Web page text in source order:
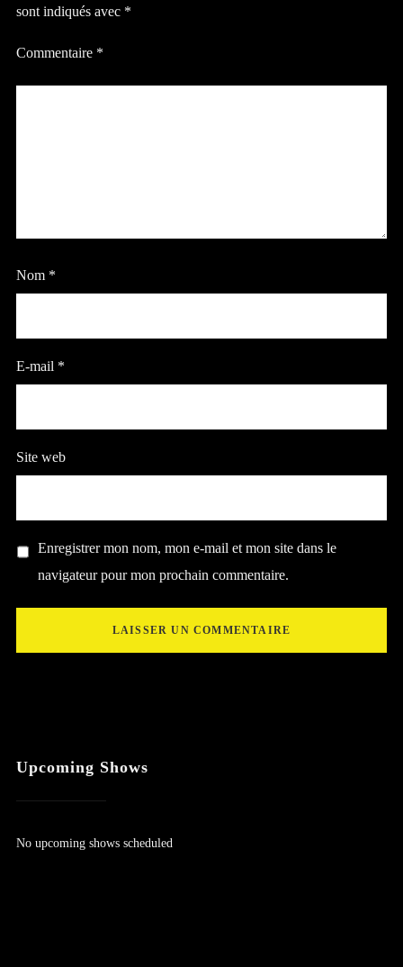
sont indiqués avec *
Commentaire *
Nom *
E-mail *
Site web
Enregistrer mon nom, mon e-mail et mon site dans le
navigateur pour mon prochain commentaire.
Upcoming Shows
No upcoming shows scheduled